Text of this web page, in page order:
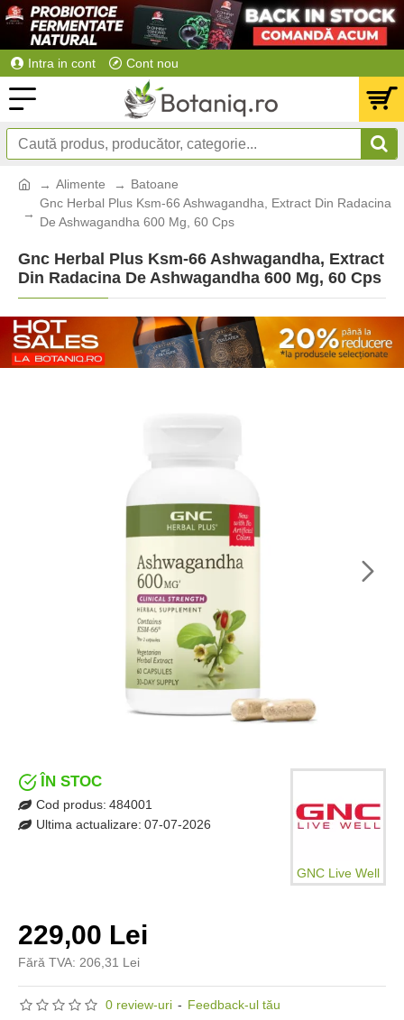
Intra in cont Cont nou
Alimente
Batoane
Gnc Herbal Plus Ksm-66 Ashwagandha, Extract Din Radacina
De Ashwagandha 600 Mg, 60 Cps
Gnc Herbal Plus Ksm-66 Ashwagandha, Extract
Din Radacina De Ashwagandha 600 Mg, 60 Cps
0 review-uri - Feedback-ul tău
229,00 Lei
Fără TVA: 206,31 Lei
ÎN STOC
Cod produs: 484001
Ultima actualizare: 07-07-2026
GNC Live Well